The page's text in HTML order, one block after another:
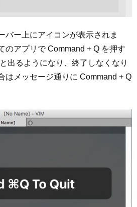
バー上にアイコンが表示されま
のアプリで Command + Q を押す
出るようになり、終了しなくなり
はメッセージ通りに Command + Q